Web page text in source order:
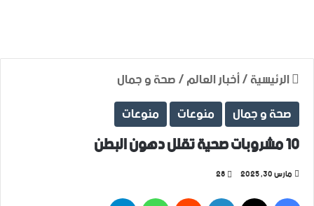
الرئيسية/أخبار العالم/صحة و جمال
صحة و جمال
منوعات منوعات
10 مشروبات صحية تقلل دهون البطن
مارس 30, 2025 28
فيسبوك‫X لينكدإن واتساب